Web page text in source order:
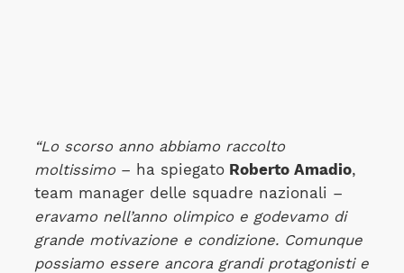
“Lo scorso anno abbiamo raccolto
moltissimo– ha spiegatoRoberto Amadio,
team manager delle squadre nazionali –
eravamo nell’anno olimpico e godevamo di
grande motivazione e condizione. Comunque
possiamo essere ancora grandi protagonisti e